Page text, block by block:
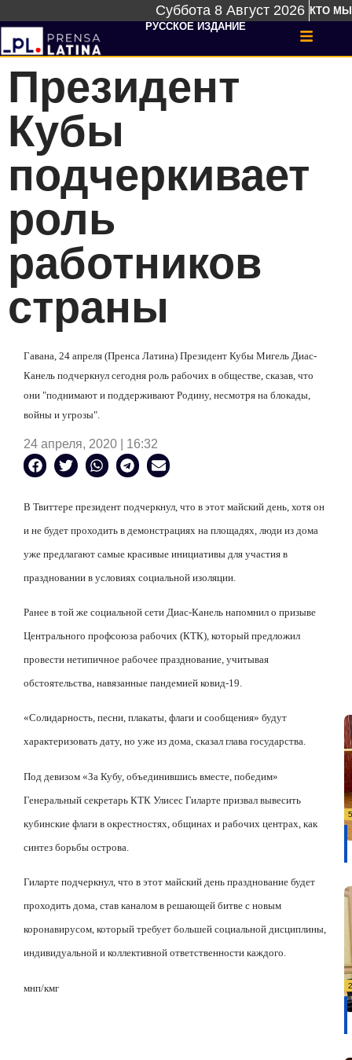
Суббота 8 Август 2026 КТО МЫ
РУССКОЕ ИЗДАНИЕ
Президент
Кубы
подчеркивает
роль
работников
страны
Гавана, 24 апреля (Пренса Латина) Президент Кубы Мигель Диас-
Канель подчеркнул сегодня роль рабочих в обществе, сказав, что
они "поднимают и поддерживают Родину, несмотря на блокады,
войны и угрозы".
24 апреля, 2020 | 16:32
В Твиттере президент подчеркнул, что в этот майский день, хотя он
и не будет проходить в демонстрациях на площадях, люди из дома
уже предлагают самые красивые инициативы для участия в
праздновании в условиях социальной изоляции.
Ранее в той же социальной сети Диас-Канель напомнил о призыве
Центрального профсоюза рабочих (КТК), который предложил
провести нетипичное рабочее празднование, учитывая
обстоятельства, навязанные пандемией ковид-19.
«Солидарность, песни, плакаты, флаги и сообщения» будут
характеризовать дату, но уже из дома, сказал глава государства.
Под девизом «За Кубу, объединившись вместе, победим»
Генеральный секретарь КТК Улисес Гиларте призвал вывесить
кубинские флаги в окрестностях, общинах и рабочих центрах, как
синтез борьбы острова.
Гиларте подчеркнул, что в этот майский день празднование будет
проходить дома, став каналом в решающей битве с новым
коронавирусом, который требует большей социальной дисциплины,
индивидуальной и коллективной ответственности каждого.
мнп/кмг